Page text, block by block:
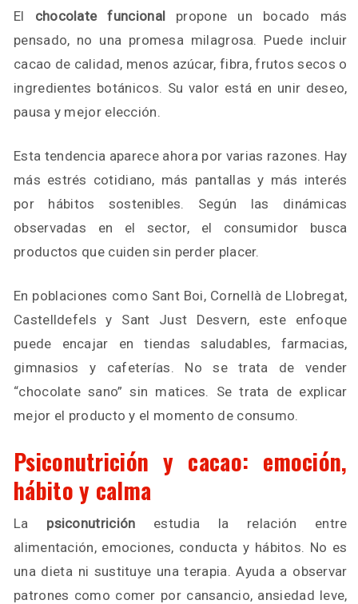
El chocolate funcional propone un bocado más
pensado, no una promesa milagrosa. Puede incluir
cacao de calidad, menos azúcar, fibra, frutos secos o
ingredientes botánicos. Su valor está en unir deseo,
pausa y mejor elección.
Esta tendencia aparece ahora por varias razones. Hay
más estrés cotidiano, más pantallas y más interés
por hábitos sostenibles. Según las dinámicas
observadas en el sector, el consumidor busca
productos que cuiden sin perder placer.
En poblaciones como Sant Boi, Cornellà de Llobregat,
Castelldefels y Sant Just Desvern, este enfoque
puede encajar en tiendas saludables, farmacias,
gimnasios y cafeterías. No se trata de vender
“chocolate sano” sin matices. Se trata de explicar
mejor el producto y el momento de consumo.
Psiconutrición y cacao: emoción,
hábito y calma
La psiconutrición estudia la relación entre
alimentación, emociones, conducta y hábitos. No es
una dieta ni sustituye una terapia. Ayuda a observar
patrones como comer por cansancio, ansiedad leve,